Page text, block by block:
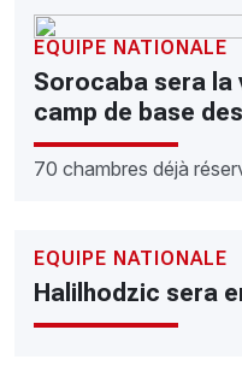
EQUIPE NATIONALE
Sorocaba sera la
camp de base
70 chambres déjà
EQUIPE NATIONALE
Halilhodzic sera